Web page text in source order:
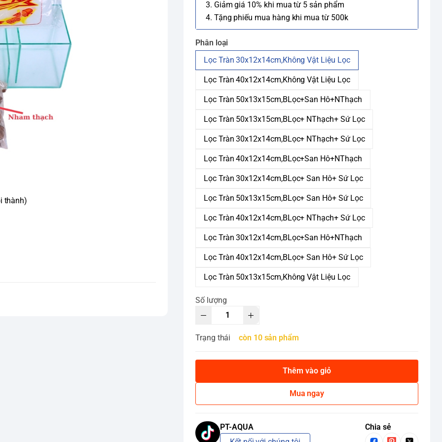
3. Giảm giá 10% khi mua từ 5 sản phẩm
4. Tặng phiếu mua hàng khi mua từ 500k
Phân loại
Lọc Tràn 30x12x14cm,Không Vật Liệu Lọc
Lọc Tràn 40x12x14cm,Không Vật Liệu Lọc
Lọc Tràn 50x13x15cm,BLọc+San Hô+NThạch
Lọc Tràn 50x13x15cm,BLọc+ NThạch+ Sứ Lọc
Lọc Tràn 30x12x14cm,BLọc+ NThạch+ Sứ Lọc
Lọc Tràn 40x12x14cm,BLọc+San Hô+NThạch
Lọc Tràn 30x12x14cm,BLọc+ San Hô+ Sứ Lọc
Lọc Tràn 50x13x15cm,BLọc+ San Hô+ Sứ Lọc
Lọc Tràn 40x12x14cm,BLọc+ NThạch+ Sứ Lọc
Lọc Tràn 30x12x14cm,BLọc+San Hô+NThạch
Lọc Tràn 40x12x14cm,BLọc+ San Hô+ Sứ Lọc
Lọc Tràn 50x13x15cm,Không Vật Liệu Lọc
Số lượng
Trạng thái còn 10 sản phẩm
Thêm vào giỏ
Mua ngay
PT-AQUA
Chia sẻ
thành)